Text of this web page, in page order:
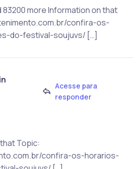
more Information on that
confira-os-
do-festival-soujuvs/ […]
Acesse para
responder
Topic:
confira-os-horarios-